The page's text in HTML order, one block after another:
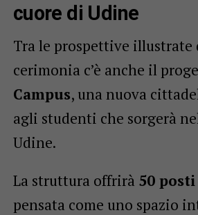
cuore di Udine
Tra le prospettive illustrate
cerimonia c’è anche il
Campus, una nuova
agli studenti che sorgerà
Udine.
La struttura offrirà 50
pensata come uno spazio